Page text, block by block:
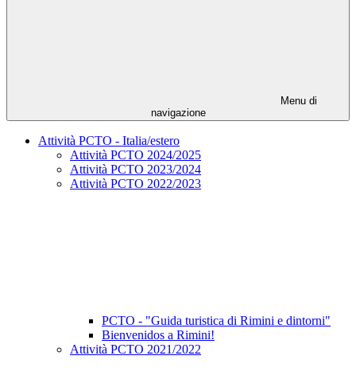
Menu di
navigazione
Attività PCTO - Italia/estero
Attività PCTO 2024/2025
Attività PCTO 2023/2024
Attività PCTO 2022/2023
PCTO - "Guida turistica di Rimini e dintorni"
Bienvenidos a Rimini!
Attività PCTO 2021/2022